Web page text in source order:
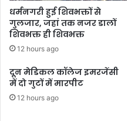
स
प
वि
य
की
धर्मनगरी हुई शिवभक्तों से
गुलजार, जहां तक नजर डालों
शिवभक्त ही शिवभक्त
12 hours ago
दून मेडिकल कॉलेज इमरजेंसी
में दो गुटों में मारपीट
12 hours ago